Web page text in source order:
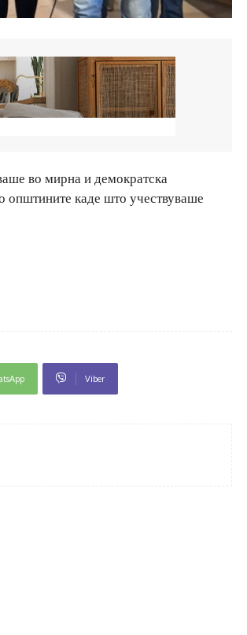
во мирна и демократска
општините каде што учествуваше
Viber